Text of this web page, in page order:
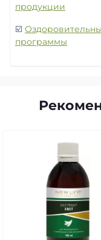
продукции
☑️
программы